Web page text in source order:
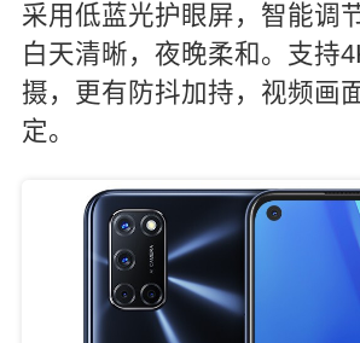
采用低蓝光护眼屏，智能调
白天清晰，夜晚柔和。支持
摄，更有防抖加持，视频画
定。